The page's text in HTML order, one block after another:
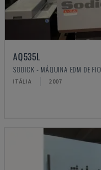
AQ535L
SODICK - MÁQUINA EDM DE FIO
ITÁLIA 2007